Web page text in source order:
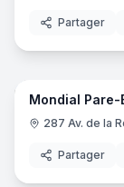
Partager
Mondial Pare-
287 Av. de la
Partager